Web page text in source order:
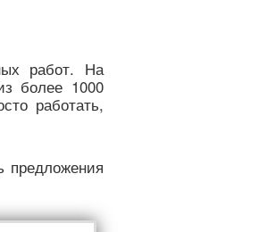
работ. На
более 1000
работать,
предложения